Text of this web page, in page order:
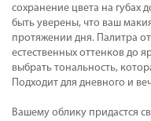
сохранение цвета на губах
быть уверены, что ваш
протяжении дня. Палитра
естественных оттенков до
выбрать тональность,
Подходит для дневного и
Вашему облику придастся